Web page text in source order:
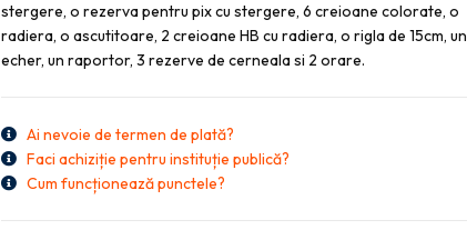
stergere, o rezerva pentru pix cu stergere, 6 creioane colorate, o
radiera, o ascutitoare, 2 creioane HB cu radiera, o rigla de 15cm, un
echer, un raportor, 3 rezerve de cerneala si 2 orare.
Ai nevoie de termen de plată?
Faci achiziție pentru instituție publică?
Cum funcționează punctele?